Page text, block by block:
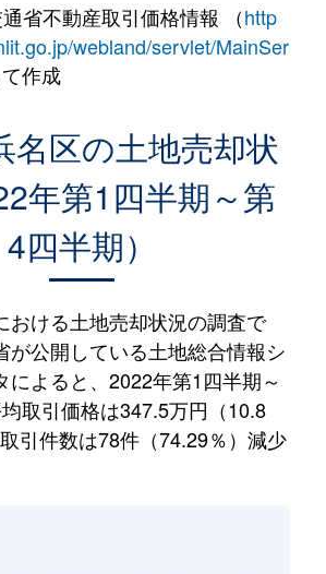
省不動産取引価格情報 （http
webland/servlet/MainSer
作成
名区の土地売却状
年第1四半期～第
4四半期）
おける土地売却状況の調査で
が公開している土地総合情報シ
によると、2022年第1四半期～
取引価格は347.5万円（10.8
引件数は78件（74.29％）減少